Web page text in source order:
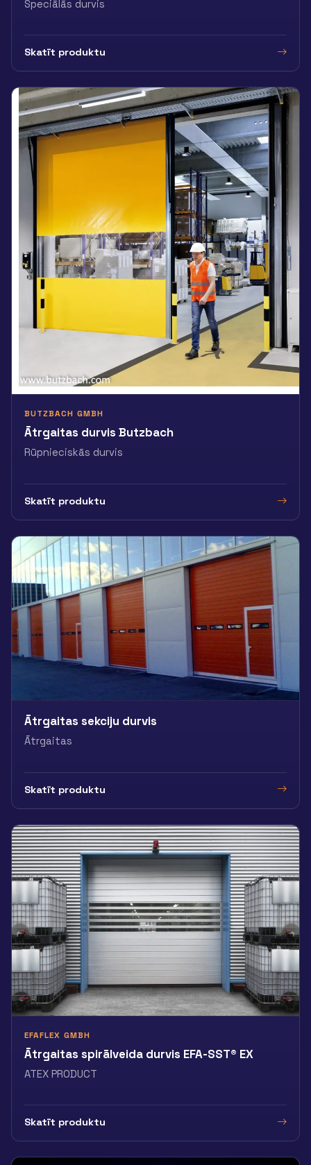
Speciālās durvis
Skatīt produktu
BUTZBACH GMBH
Ātrgaitas durvis Butzbach
Rūpnieciskās durvis
Skatīt produktu
Ātrgaitas sekciju durvis
Ātrgaitas
Skatīt produktu
EFAFLEX GMBH
Ātrgaitas spirālveida durvis EFA-SST® EX
ATEX PRODUCT
Skatīt produktu